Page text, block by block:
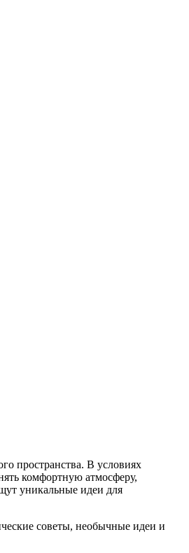
пространства. В условиях
комфортную атмосферу,
уникальные идеи для
советы, необычные идеи и